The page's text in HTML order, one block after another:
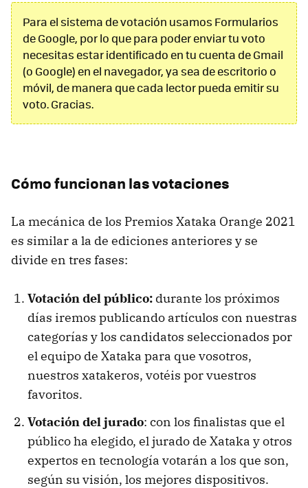
Para el sistema de votación usamos Formularios
de Google, por lo que para poder enviar tu voto
necesitas estar identificado en tu cuenta de Gmail
(o Google) en el navegador, ya sea de escritorio o
móvil, de manera que cada lector pueda emitir su
voto. Gracias.
Cómo funcionan las votaciones
La mecánica de los Premios Xataka Orange 2021
es similar a la de ediciones anteriores y se
divide en tres fases:
Votación del público: durante los próximos
días iremos publicando artículos con nuestras
categorías y los candidatos seleccionados por
el equipo de Xataka para que vosotros,
nuestros xatakeros, votéis por vuestros
favoritos.
Votación del jurado: con los finalistas que el
público ha elegido, el jurado de Xataka y otros
expertos en tecnología votarán a los que son,
según su visión, los mejores dispositivos.